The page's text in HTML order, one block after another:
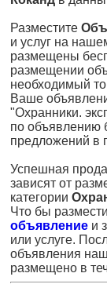
Разместите
и услуг на
размещены
размещении
необходимый
Ваше
"Охранники.
по объявлению
предложений в
Успешная
зависят от
категории
Что бы
объявление и
или услуге.
объявления
размещено в